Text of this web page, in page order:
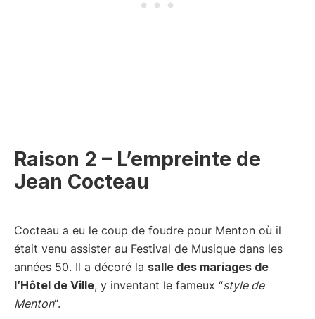
Raison 2 – L’empreinte de
Jean Cocteau
Cocteau a eu le coup de foudre pour Menton où il
était venu assister au Festival de Musique dans les
années 50. Il a décoré la salle des mariages de
l’Hôtel de Ville, y inventant le fameux “style de
Menton“.